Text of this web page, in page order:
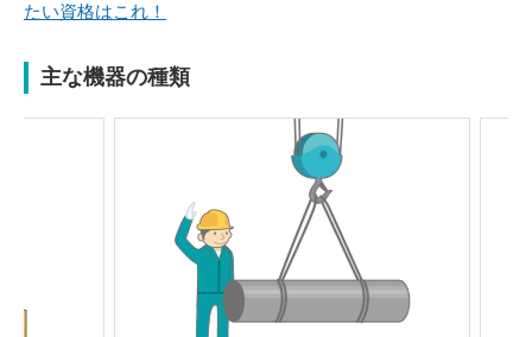
たい資格はこれ！
主な機器の種類